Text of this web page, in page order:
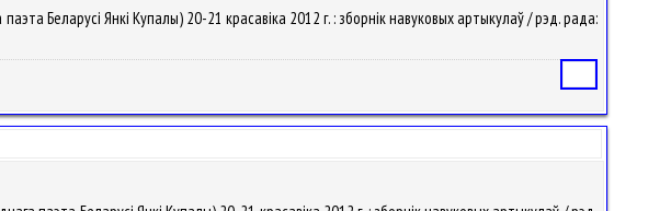
Беларусі Янкі Купалы) 20-21 красавіка 2012 г. : зборнік навуковых артыкулаў / рэд. рада: